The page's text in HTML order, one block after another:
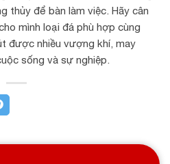
thủy để bàn làm việc. Hãy cân
mình loại đá phù hợp cùng
được nhiều vượng khí, may
sống và sự nghiệp.